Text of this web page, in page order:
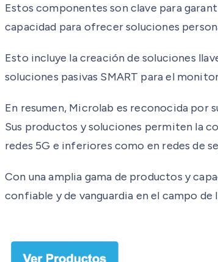
Estos componentes son clave para
capacidad para ofrecer soluciones
Esto incluye la creación de soluciones
soluciones pasivas SMART para el
En resumen, Microlab es reconocida por
Sus productos y soluciones permiten la
redes 5G e inferiores como en redes de
Con una amplia gama de productos y
confiable y de vanguardia en el campo